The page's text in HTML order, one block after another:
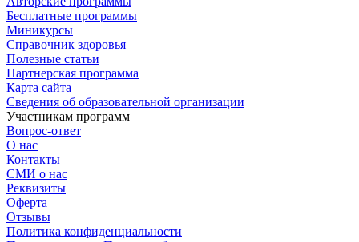
Бесплатные программы
Миникурсы
Справочник здоровья
Полезные статьи
Партнерская программа
Карта сайта
Сведения об образовательной организации
Участникам программ
Вопрос-ответ
О нас
Контакты
СМИ о нас
Реквизиты
Оферта
Отзывы
Политика конфиденциальности